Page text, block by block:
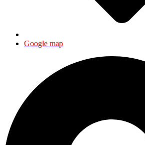
Google map